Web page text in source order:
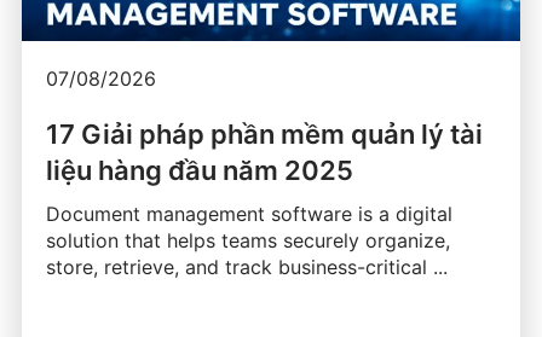
07/08/2026
17 Giải pháp phần mềm quản lý tài
liệu hàng đầu năm 2025
Document management software is a digital
solution that helps teams securely organize,
store, retrieve, and track business-critical ...